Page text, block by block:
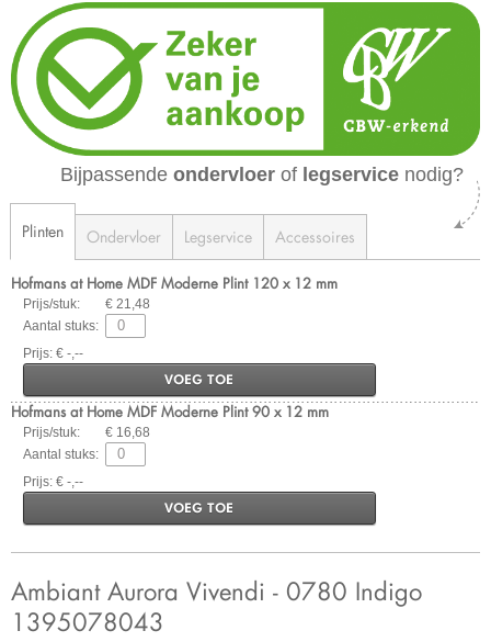
Bijpassende ondervloer of legservice nodig?
Plinten Ondervloer Legservice Accessoires
Hofmans at Home MDF Moderne Plint 120 x 12 mm
Prijs/stuk:
€ 21,48
Aantal stuks:
Prijs: € -,--
VOEG TOE
Hofmans at Home MDF Moderne Plint 90 x 12 mm
Prijs/stuk:
€ 16,68
Aantal stuks:
Prijs: € -,--
VOEG TOE
Ambiant Aurora Vivendi - 0780 Indigo
1395078043